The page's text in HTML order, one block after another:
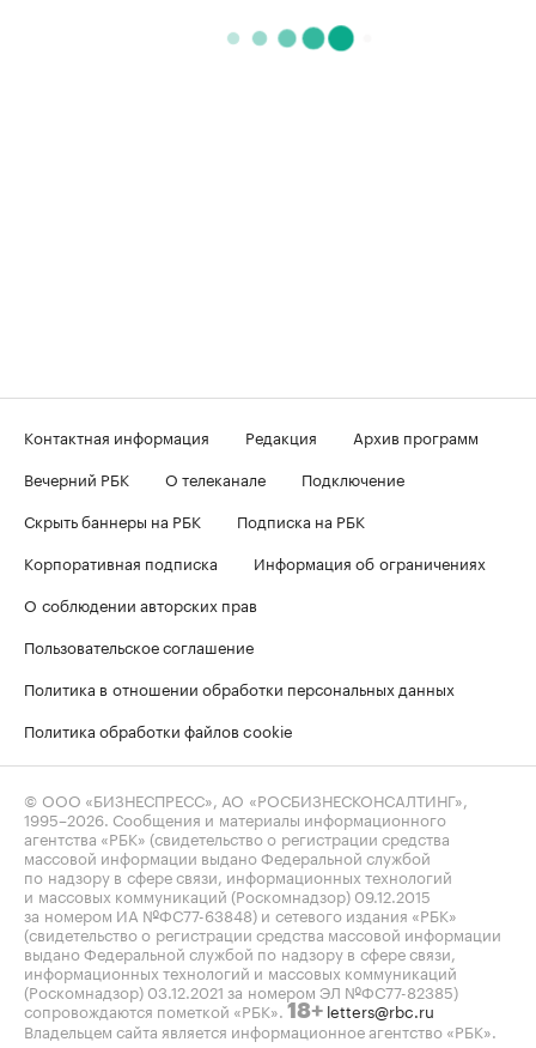
Контактная информация Редакция
Архив программ
Вечерний РБК
О телеканале
Подключение
Скрыть баннеры на РБК
Подписка на РБК
Корпоративная подписка
Информация об ограничениях
О соблюдении авторских прав
Пользовательское соглашение
Политика в отношении обработки персональных данных
Политика обработки файлов cookie
© ООО «БИЗНЕСПРЕСС», АО «РОСБИЗНЕСКОНСАЛТИНГ»,
1995–2026 . Сообщения и материалы информационного
агентства «РБК» (свидетельство о регистрации средства
массовой информации выдано Федеральной службой
по надзору в сфере связи, информационных технологий
и массовых коммуникаций (Роскомнадзор) 09.12.2015
за номером ИА №ФС77-63848) и сетевого издания «РБК»
(свидетельство о регистрации средства массовой информации
выдано Федеральной службой по надзору в сфере связи,
информационных технологий и массовых коммуникаций
(Роскомнадзор) 03.12.2021 за номером ЭЛ №ФС77-82385)
сопровождаются пометкой «РБК». 18+ letters@rbc.ru
Владельцем сайта является информационное агентство «РБК».